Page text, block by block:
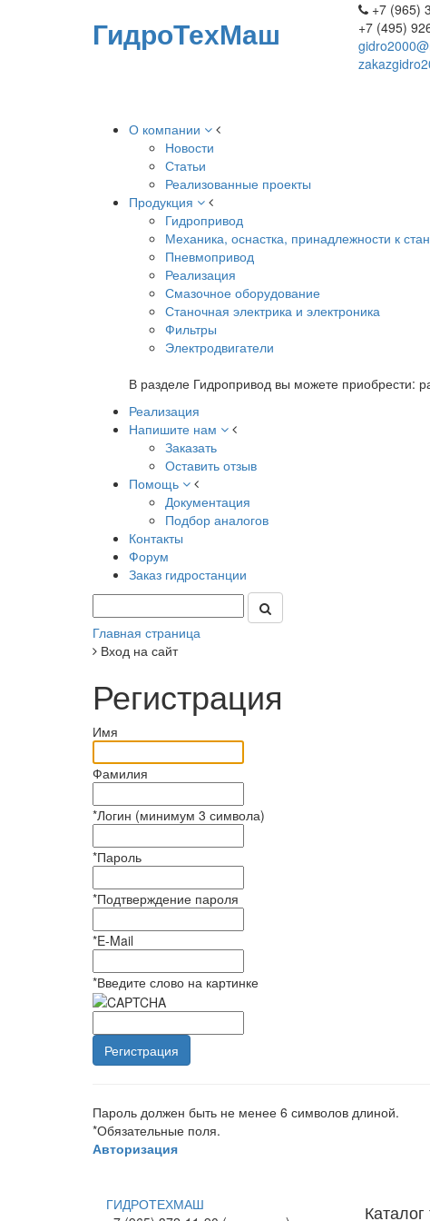
ГидроТехМаш
+7 (965)
+7 (495)
О компании
Новости
Статьи
Реализованные проекты
Продукция
Гидропривод
Механика, оснастка, принадлежности к
Пневмопривод
Реализация
Смазочное оборудование
Станочная электрика и электроника
Фильтры
Электродвигатели
В разделе Гидропривод вы можете приобрести:
Реализация
Напишите нам
Заказать
Оставить отзыв
Помощь
Документация
Подбор аналогов
Контакты
Форум
Заказ гидростанции
Главная страница
Вход на сайт
Регистрация
Имя
Фамилия
*Логин (минимум 3 символа)
*Пароль
*Подтверждение пароля
*E-Mail
*Введите слово на картинке
Пароль должен быть не менее 6 символов длиной.
*Обязательные поля.
Авторизация
ГИДРОТЕХМАШ